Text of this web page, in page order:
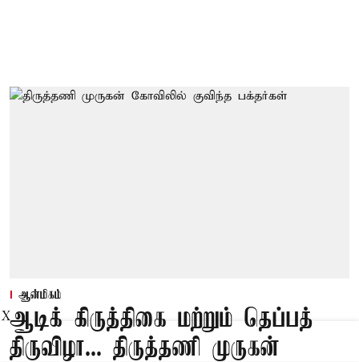
ஆன்மிகம்
ஆடிக் கிருத்திகை மற்றும் தெப்பத்
திருவிழா... திருத்தணி முருகன்
X